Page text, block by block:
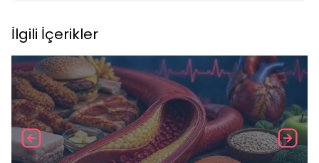
İlgili İçerikler